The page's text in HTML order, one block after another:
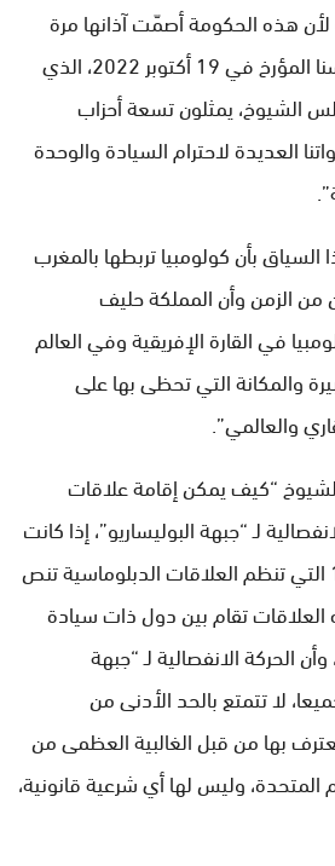
هذه الحكومة أصمّت آذانها مرة
أخرى، ليس فقط لملتمسنا المؤرخ في 19 أكتوبر 2022، الذي
مجلس الشيوخ، يمثلون تسعة أحزاب
العديدة لاحترام السيادة والوحدة
بأن كولومبيا تربطها بالمغرب
الزمن وأن المملكة حليف
في القارة الإفريقية وفي العالم
والمكانة التي تحظى بها على
والعالمي”.
“كيف يمكن إقامة علاقات
لـ “جبهة البوليساريو”، إذا كانت
اتفاقية فيينا لعام 1961 التي تنظم العلاقات الدبلوماسية تنص
تقام بين دول ذات سيادة
الحركة الانفصالية لـ “جبهة
لا تتمتع بالحد الأدنى من
بها من قبل الغالبية العظمى من
المتحدة، وليس لها أي شرعية قانونية،